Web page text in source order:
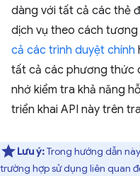
dàng với tất cả các thẻ
dịch vụ theo cách
cả các trình duyệt chính
tất cả các phương thức
nhớ kiểm tra khả năng
triển khai API này trên
Lưu ý:Trong hướng dẫn
trường hợp sử dụng liên quan